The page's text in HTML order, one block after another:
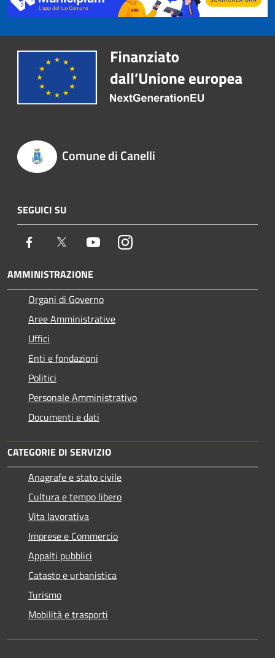
Comune di Canelli
SEGUICI SU
Facebook Twitter YoutubeInstagram
AMMINISTRAZIONE
Organi di Governo
Aree Amministrative
Uffici
Enti e fondazioni
Politici
Personale Amministrativo
Documenti e dati
CATEGORIE DI SERVIZIO
Anagrafe e stato civile
Cultura e tempo libero
Vita lavorativa
Imprese e Commercio
Appalti pubblici
Catasto e urbanistica
Turismo
Mobilità e trasporti